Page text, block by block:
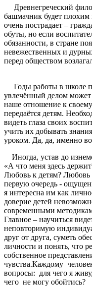
Древнегреческий
башмачник будет плохим
очень пострадает –
обуты, но если
обязанности, в стране
невежественных и
перед обществом
Годы работы в школе
увлечённый делом
наше отношение к
передаётся детям.
видеть глаза своих
учить их добывать
уроком. Да, да, именно
Иногда, устав до
«А что меня здесь
Любовь к детям? Любовь
первую очередь -
я интересна им как
доверие детей
современными
Главное – научиться
неповторимую
друг от друга, суметь
личности и понять, что
собственное
чувства.Каждому
вопросы: для чего я
чего не могу обойтись?